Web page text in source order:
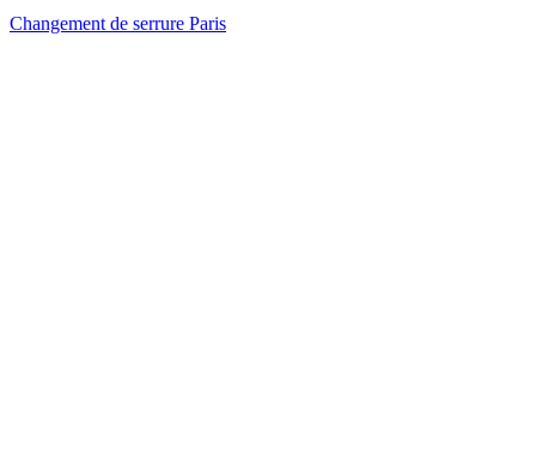
Changement de serrure Paris